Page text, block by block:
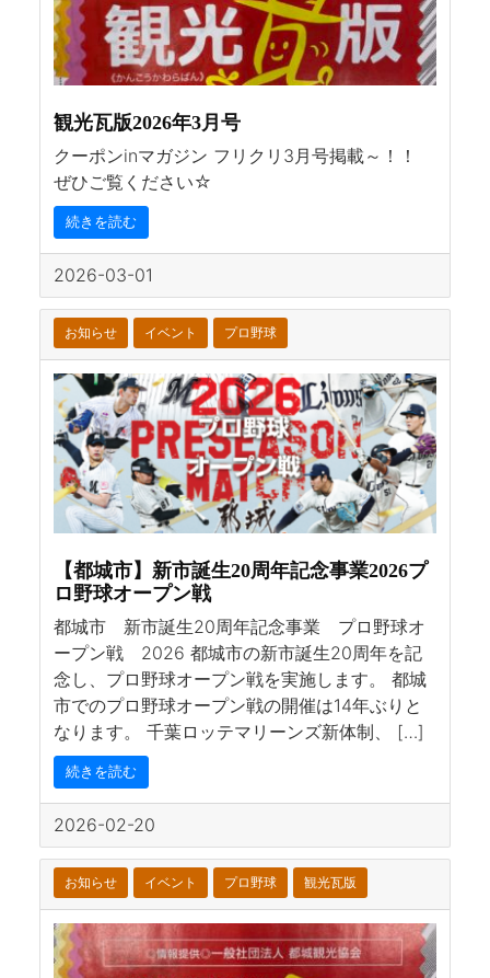
観光瓦版2026年3月号
クーポンinマガジン フリクリ3月号掲載～！！
ぜひご覧ください☆
続きを読む
2026-03-01
お知らせ イベント プロ野球
【都城市】新市誕生20周年記念事業2026プ
ロ野球オープン戦
都城市 新市誕生20周年記念事業 プロ野球オ
ープン戦 2026 都城市の新市誕生20周年を記
念し、プロ野球オープン戦を実施します。 都城
市でのプロ野球オープン戦の開催は14年ぶりと
なります。 千葉ロッテマリーンズ新体制、 […]
続きを読む
2026-02-20
お知らせ イベント プロ野球 観光瓦版